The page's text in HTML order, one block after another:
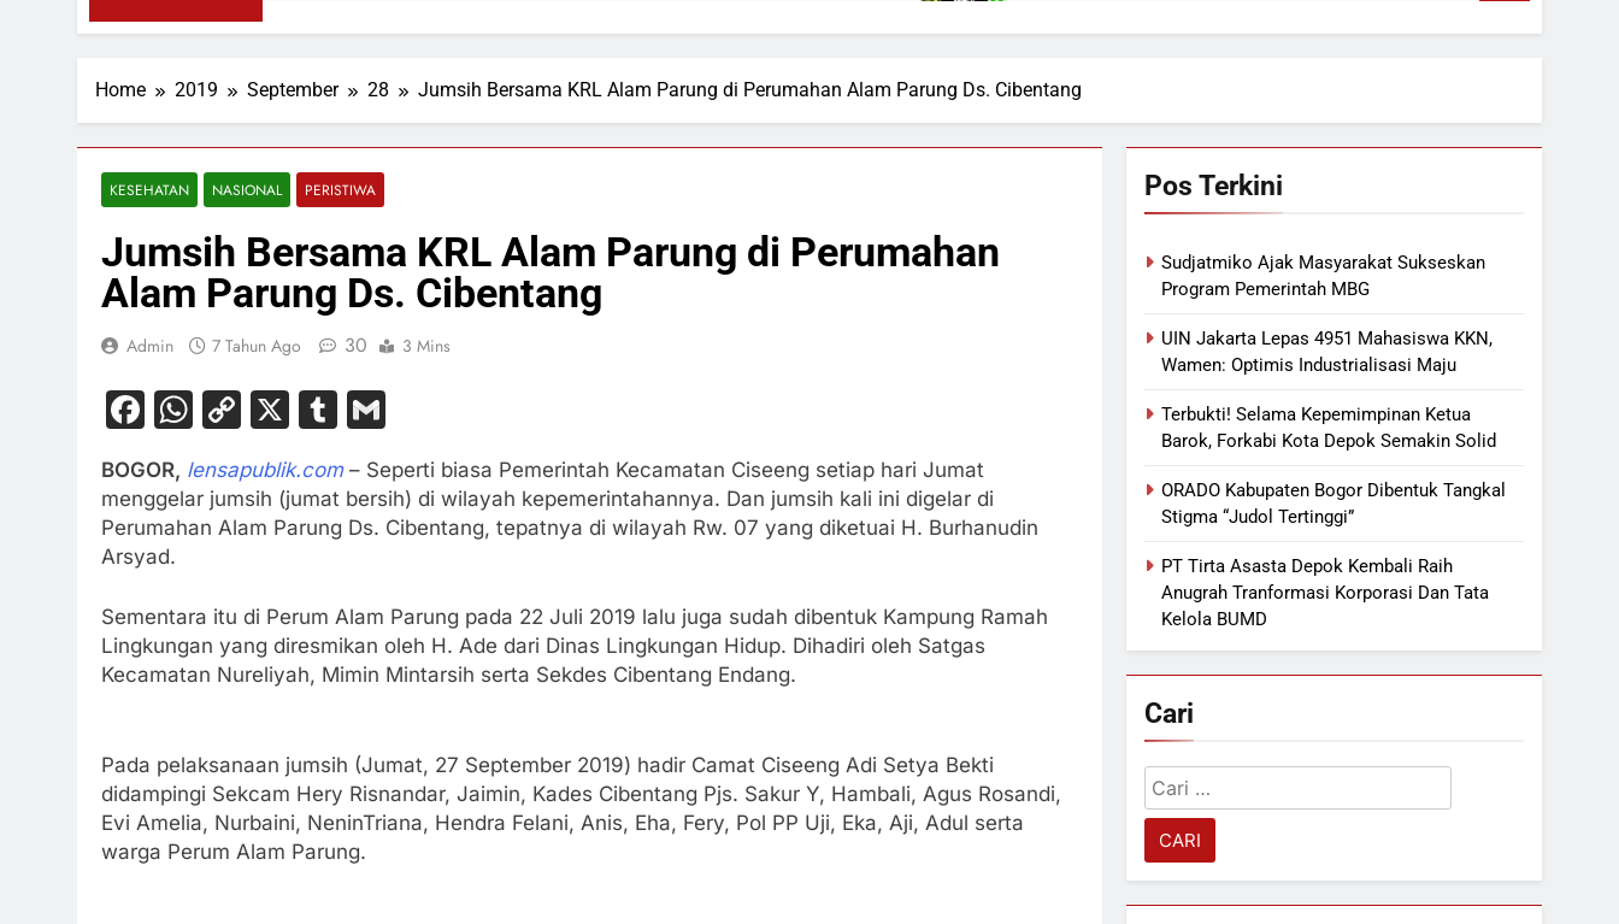
Home 2019 September 28 Jumsih Bersama KRL Alam Parung di Perumahan Alam Parung Ds. Cibentang
KESEHATAN NASIONAL PERISTIWA
Jumsih Bersama KRL Alam Parung di Perumahan
Alam Parung Ds. Cibentang
Admin 7 Tahun Ago 30 3 Mins
Facebook
WhatsApp
Copy
X Tumblr
BOGOR, lensapublik.com– Seperti biasa Pemerintah Kecamatan Ciseeng setiap hari Jumat
menggelar jumsih (jumat bersih) di wilayah kepemerintahannya. Dan jumsih kali ini digelar di
Perumahan Alam Parung Ds. Cibentang, tepatnya di wilayah Rw. 07 yang diketuai H. Burhanudin
Arsyad.
Sementara itu di Perum Alam Parung pada 22 Juli 2019 lalu juga sudah dibentuk Kampung Ramah
Lingkungan yang diresmikan oleh H. Ade dari Dinas Lingkungan Hidup. Dihadiri oleh Satgas
Kecamatan Nureliyah, Mimin Mintarsih serta Sekdes Cibentang Endang.
Pada pelaksanaan jumsih (Jumat, 27 September 2019) hadir Camat Ciseeng Adi Setya Bekti
didampingi Sekcam Hery Risnandar, Jaimin, Kades Cibentang Pjs. Sakur Y, Hambali, Agus Rosandi,
Evi Amelia, Nurbaini, NeninTriana, Hendra Felani, Anis, Eha, Fery, Pol PP Uji, Eka, Aji, Adul serta
warga Perum Alam Parung.
Pos Terkini
Sudjatmiko Ajak Masyarakat Sukseskan
Program Pemerintah MBG
UIN Jakarta Lepas 4951 Mahasiswa KKN,
Wamen: Optimis Industrialisasi Maju
Terbukti! Selama Kepemimpinan Ketua
Barok, Forkabi Kota Depok Semakin Solid
ORADO Kabupaten Bogor Dibentuk Tangkal
Stigma “Judol Tertinggi”
PT Tirta Asasta Depok Kembali Raih
Anugrah Tranformasi Korporasi Dan Tata
Kelola BUMD
Cari
Cari
untuk: